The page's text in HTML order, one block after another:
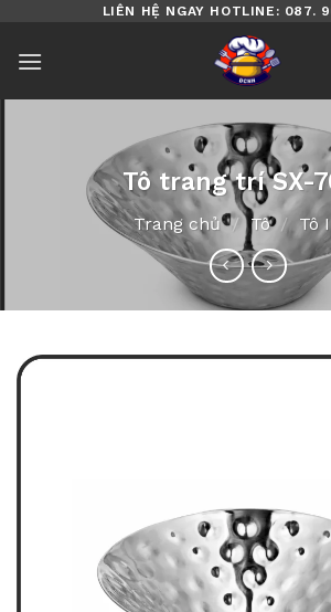
nội
dung
LIÊN HỆ NGAY HOTLINE: 087.
Tô trang trí SX-
Trang chủ / Tô / Tô